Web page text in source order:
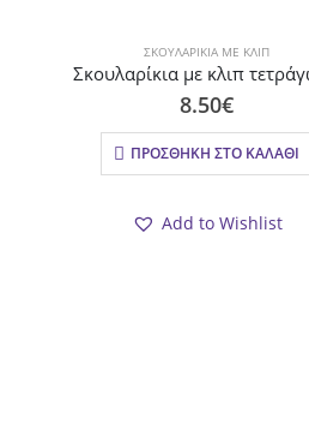
ΣΚΟΥΛΑΡΊΚΙΑ ΜΕ ΚΛΙΠ
Σκουλαρίκια με κλιπ
8.50€
ΠΡΟΣΘΉΚΗ ΣΤΟ ΚΑΛΆΘΙ
Add to Wishlist